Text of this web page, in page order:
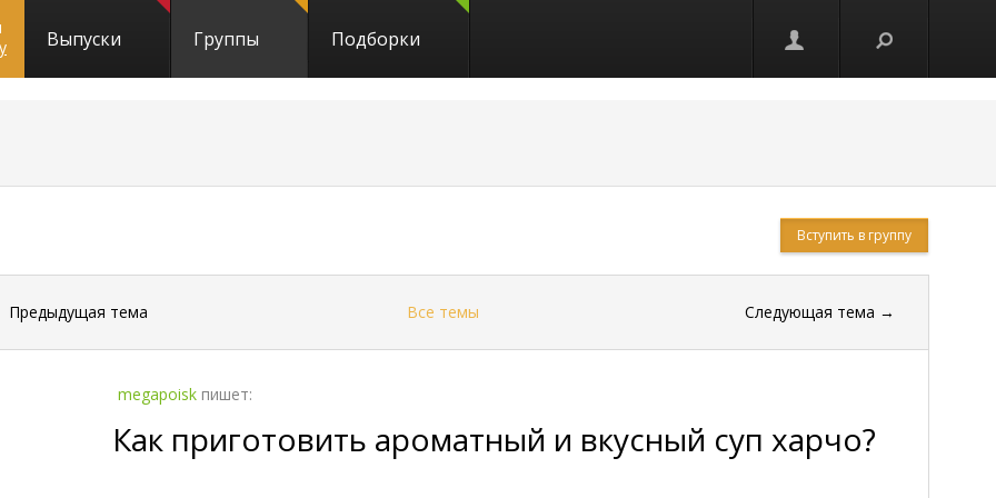
Выпуски Группы Подборки
Вступить в группу
Предыдущая тема Все темы Следующая тема →
megapoisk пишет:
Как приготовить ароматный и вкусный суп харчо?